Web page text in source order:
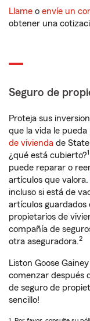
Llame o envíe un
obtener una
Seguro de
Proteja sus
que la vida le pueda
de vivienda de
¿qué está cubierto?1
puede reparar o
artículos que valora.
incluso si está de
artículos guardados
propietarios de
compañía de
otra aseguradora.2
Liston Goose
comenzar después
de seguro de
sencillo!